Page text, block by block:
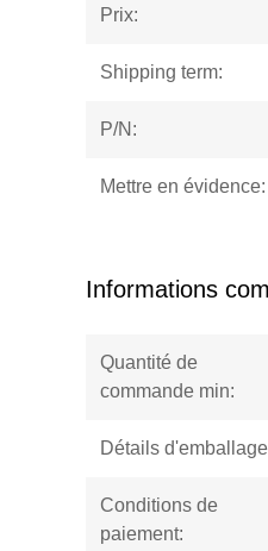
Prix:
Shipping term:
P/N:
Mettre en évidence:
Informations
Quantité de
commande min:
Détails
Conditions de
paiement: